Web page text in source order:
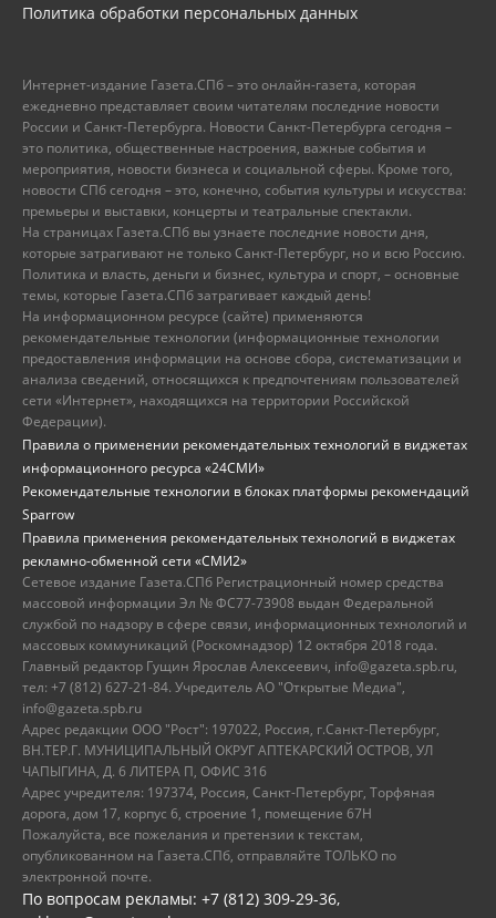
Политика обработки персональных данных
Интернет-издание Газета.СПб – это онлайн-газета, которая
ежедневно представляет своим читателям последние новости
России и Санкт-Петербурга. Новости Санкт-Петербурга сегодня –
это политика, общественные настроения, важные события и
мероприятия, новости бизнеса и социальной сферы. Кроме того,
новости СПб сегодня – это, конечно, события культуры и искусства:
премьеры и выставки, концерты и театральные спектакли.
На страницах Газета.СПб вы узнаете последние новости дня,
которые затрагивают не только Санкт-Петербург, но и всю Россию.
Политика и власть, деньги и бизнес, культура и спорт, – основные
темы, которые Газета.СПб затрагивает каждый день!
На информационном ресурсе (сайте) применяются
рекомендательные технологии (информационные технологии
предоставления информации на основе сбора, систематизации и
анализа сведений, относящихся к предпочтениям пользователей
сети «Интернет», находящихся на территории Российской
Федерации).
Правила о применении рекомендательных технологий в виджетах
информационного ресурса «24СМИ»
Рекомендательные технологии в блоках платформы рекомендаций
Sparrow
Правила применения рекомендательных технологий в виджетах
рекламно-обменной сети «СМИ2»
Сетевое издание Газета.СПб Регистрационный номер средства
массовой информации Эл № ФС77-73908 выдан Федеральной
службой по надзору в сфере связи, информационных технологий и
массовых коммуникаций (Роскомнадзор) 12 октября 2018 года.
Главный редактор Гущин Ярослав Алексеевич, info@gazeta.spb.ru,
тел: +7 (812) 627-21-84. Учредитель АО "Открытые Медиа",
info@gazeta.spb.ru
Адрес редакции ООО "Рост": 197022, Россия, г.Санкт-Петербург,
ВН.ТЕР.Г. МУНИЦИПАЛЬНЫЙ ОКРУГ АПТЕКАРСКИЙ ОСТРОВ, УЛ
ЧАПЫГИНА, Д. 6 ЛИТЕРА П, ОФИС 316
Адрес учредителя: 197374, Россия, Санкт-Петербург, Торфяная
дорога, дом 17, корпус 6, строение 1, помещение 67Н
Пожалуйста, все пожелания и претензии к текстам,
опубликованном на Газета.СПб, отправляйте ТОЛЬКО по
электронной почте.
По вопросам рекламы: +7 (812) 309-29-36,